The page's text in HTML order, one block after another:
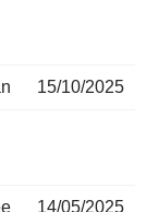
15/10/2025
14/05/2025